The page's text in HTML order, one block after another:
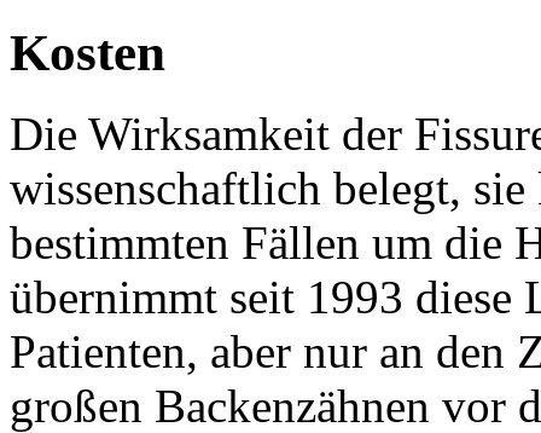
Kosten
Die Wirksamkeit der
wissenschaftlich belegt,
bestimmten Fällen um die
übernimmt seit 1993 diese
Patienten, aber nur an den
großen Backenzähnen vor